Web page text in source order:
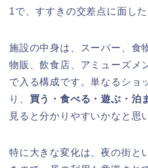
1で、すすきの交差点に面し
施設の中身は、スーパー、食
物販、飲食店、アミューズメ
で入る構成です。単なるショ
り、 買う・食べる・遊ぶ・泊
見ると分かりやすいかなと思
特に大きな変化は、夜の街と